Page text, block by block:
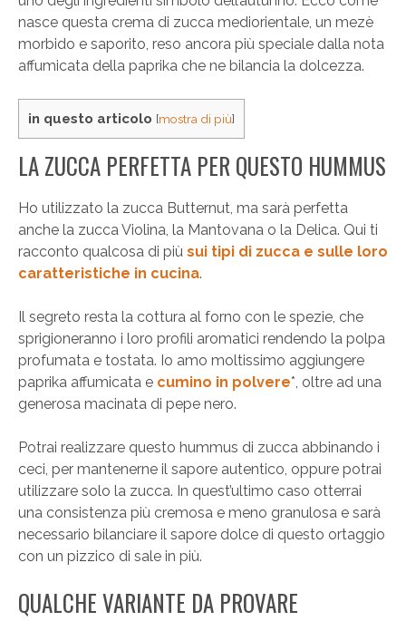
nasce questa crema di zucca mediorientale, un mezè
morbido e saporito, reso ancora più speciale dalla nota
affumicata della paprika che ne bilancia la dolcezza.
in questo articolo [mostra di più]
LA ZUCCA PERFETTA PER QUESTO HUMMUS
Ho utilizzato la zucca Butternut, ma sarà perfetta
anche la zucca Violina, la Mantovana o la Delica. Qui ti
racconto qualcosa di più sui tipi di zucca e sulle loro
caratteristiche in cucina.
Il segreto resta la cottura al forno con le spezie, che
sprigioneranno i loro profili aromatici rendendo la polpa
profumata e tostata. Io amo moltissimo aggiungere
paprika affumicata e cumino in polvere*, oltre ad una
generosa macinata di pepe nero.
Potrai realizzare questo hummus di zucca abbinando i
ceci, per mantenerne il sapore autentico, oppure potrai
utilizzare solo la zucca. In quest’ultimo caso otterrai
una consistenza più cremosa e meno granulosa e sarà
necessario bilanciare il sapore dolce di questo ortaggio
con un pizzico di sale in più.
QUALCHE VARIANTE DA PROVARE